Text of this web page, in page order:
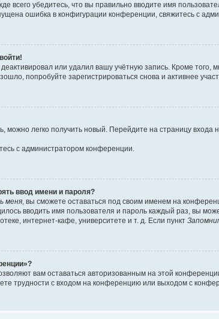
всего убедитесь, что вы правильно вводите имя
ошибка в конфигурации конференции, свяжитесь с
или удалил вашу учётную запись. Кроме
попробуйте зарегистрироваться снова и активнее
можно легко получить новый. Перейдите на страницу
с администратором конференции.
ввод имени и пароля?
меня, вы сможете оставаться под своим именем на
вводить имя пользователя и пароль каждый раз, вы
интернет-кафе, университете и т. д. Если пункт
вам оставаться авторизованным на этой
трудности с входом на конференцию или выходом с